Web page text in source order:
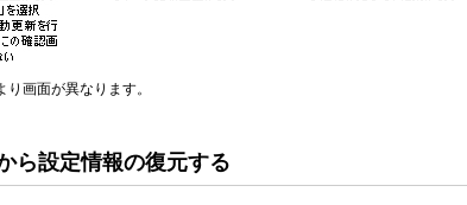
り画面が異なります。
ら設定情報の復元する